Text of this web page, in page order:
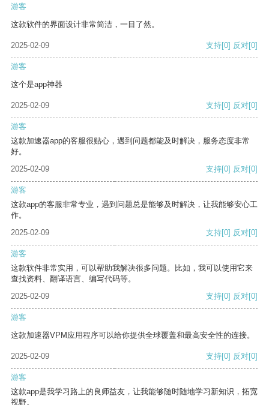
游客
这款软件的界面设计非常简洁，一目了然。
2025-02-09 支持[0] 反对[0]
游客
这个是app神器
2025-02-09 支持[0] 反对[0]
游客
这款加速器app的客服很贴心，遇到问题都能及时解决，服务态度非常
好。
2025-02-09
支持[0] 反对[0]
游客
这款app的客服非常专业，遇到问题总是能够及时解决，让我能够安心工
作。
2025-02-09
支持[0] 反对[0]
游客
这款软件非常实用，可以帮助我解决很多问题。比如，我可以使用它来
查找资料、翻译语言、编写代码等。
2025-02-09
支持[0] 反对[0]
游客
这款加速器VPM应用程序可以给你提供全球覆盖和最高安全性的连接。
2025-02-09 支持[0] 反对[0]
游客
这款app是我学习路上的良师益友，让我能够随时随地学习新知识，拓宽
视野。